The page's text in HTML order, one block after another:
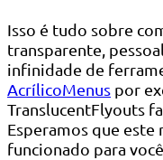
Isso é tudo sobre
transparente,
infinidade de
AcrílicoMenus por
TranslucentFlyouts
Esperamos que
funcionado para